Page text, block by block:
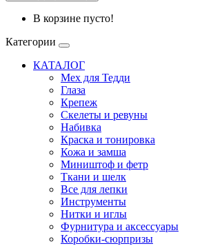
В корзине пусто!
Категории
КАТАЛОГ
Мех для Тедди
Глаза
Крепеж
Скелеты и ревуны
Набивка
Краска и тонировка
Кожа и замша
Миништоф и фетр
Ткани и шелк
Все для лепки
Инструменты
Нитки и иглы
Фурнитура и аксессуары
Коробки-сюрпризы